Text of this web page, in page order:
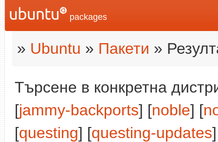
packages
» Ubuntu » Пакети »
Търсене в конкретна
[jammy-backports] [noble] [
[questing] [questing-updates